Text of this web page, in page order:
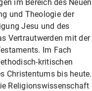
im Bereich des Neuen
und Theologie der
Jesu und des
Vertrautwerden mit der
Im Fach
kritischen
Christentums bis heute.
Religionswissenschaft